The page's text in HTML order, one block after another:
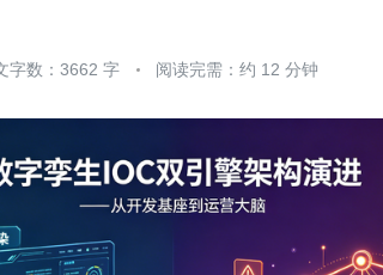
字数：3662 字 阅读完需：约 12 分钟